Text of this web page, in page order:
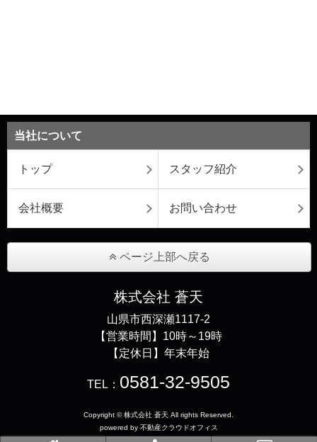
当社について
トップ スタッフ紹介
会社概要 お問い合わせ
ページ上部へ戻る
株式会社 蒼天
山県市西深瀬1117-2
【営業時間】10時～19時
【定休日】年末年始
TEL： 0581-32-9505
Copyright © 株式会社 蒼天 All rights Reserved.
powered by 不動産クラウドオフィス